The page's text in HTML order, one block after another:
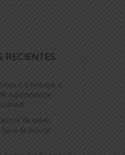
RECIENTES
o a trabajar a
supervivencia
me da saber
hora de buscar